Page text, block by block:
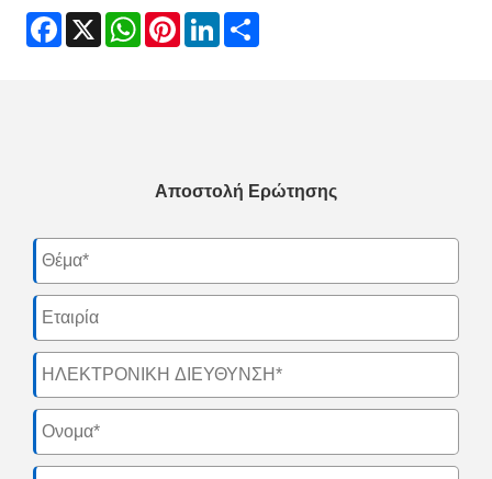
Facebook
X WhatsAppPinterestLinkedIn
Αποστολή Ερώτησης